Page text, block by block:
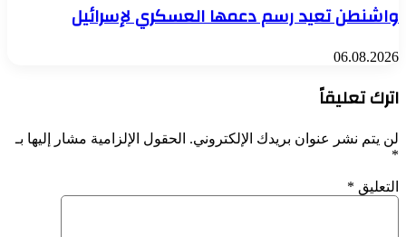
واشنطن تعيد رسم دعمها العسكري لإسرائيل
06.08.2026
اترك تعليقاً
لن يتم نشر عنوان بريدك الإلكتروني. الحقول الإلزامية مشار إليها بـ
*
التعليق *